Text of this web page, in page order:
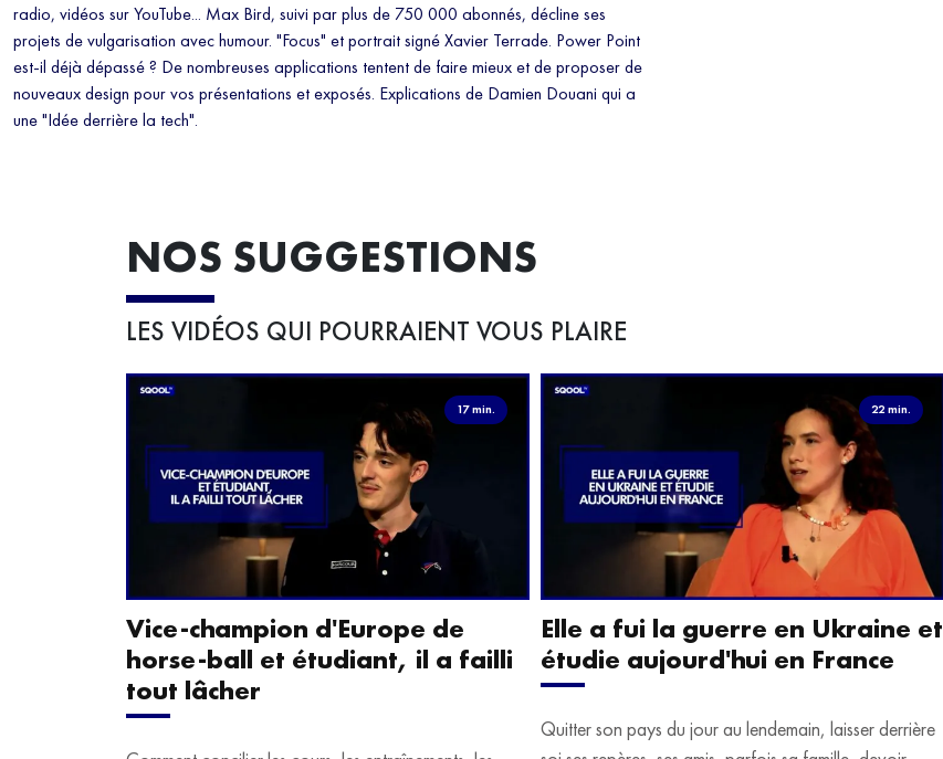
radio, vidéos sur YouTube... Max Bird, suivi par plus de 750 000 abonnés, décline ses
projets de vulgarisation avec humour. "Focus" et portrait signé Xavier Terrade. Power Point
est-il déjà dépassé ? De nombreuses applications tentent de faire mieux et de proposer de
nouveaux design pour vos présentations et exposés. Explications de Damien Douani qui a
une "Idée derrière la tech".
NOS SUGGESTIONS
LES VIDÉOS QUI POURRAIENT VOUS PLAIRE
17 min.
Vice-champion d'Europe de
horse-ball et étudiant, il a failli
tout lâcher
22 min.
Elle a fui la guerre en Ukraine et
étudie aujourd'hui en France
Quitter son pays du jour au lendemain, laisser derrière